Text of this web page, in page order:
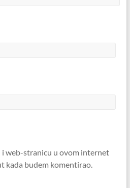
i web-stranicu u ovom internet
kada budem komentirao.